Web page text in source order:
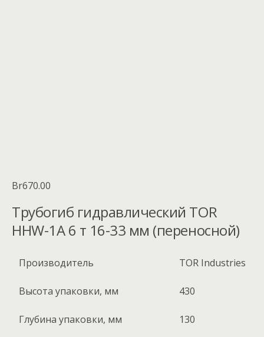
Br670.00
Трубогиб гидравлический TOR
HHW-1A 6 т 16-33 мм (переносной)
Производитель TOR Industries
Высота упаковки, мм 430
Глубина упаковки, мм 130